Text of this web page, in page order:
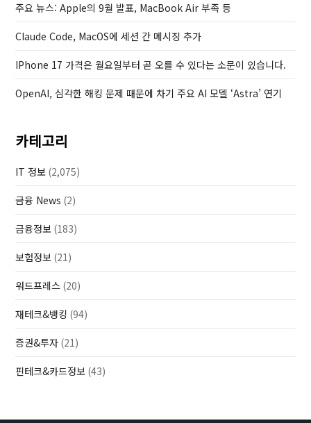
t
주요 뉴스: Apple의 9월 발표, MacBook Air 부족 등
Claude Code, MacOS에 세션 간 메시징 추가
IPhone 17 가격은 월요일부터 곧 오를 수 있다는 소문이 있습니다.
OpenAI, 심각한 해킹 문제 때문에 차기 주요 AI 모델 ‘Astra’ 연기
카테고리
IT 정보 (2,075)
금융 News (2)
금융정보 (183)
보험정보 (21)
워드프레스 (20)
재테크&뱅킹 (94)
증권&투자 (21)
핀테크&카드정보 (43)